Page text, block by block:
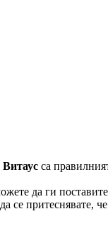
са
да ги
притеснявате,